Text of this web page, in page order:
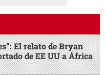
El relato de Bryan
de EE UU a África